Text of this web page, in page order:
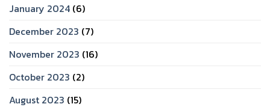
January 2024 (6)
December 2023 (7)
November 2023 (16)
October 2023 (2)
August 2023 (15)